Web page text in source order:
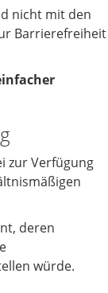
nicht mit den
Barrierefreiheit
zur Verfügung
deren
würde.